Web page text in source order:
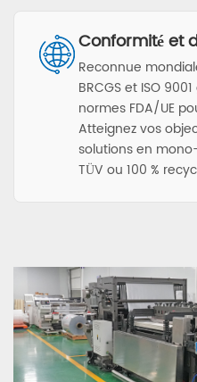
Conformité et
Reconnue
BRCGS et ISO
normes FDA/UE
Atteignez vos
solutions en
TÜV ou 100 %